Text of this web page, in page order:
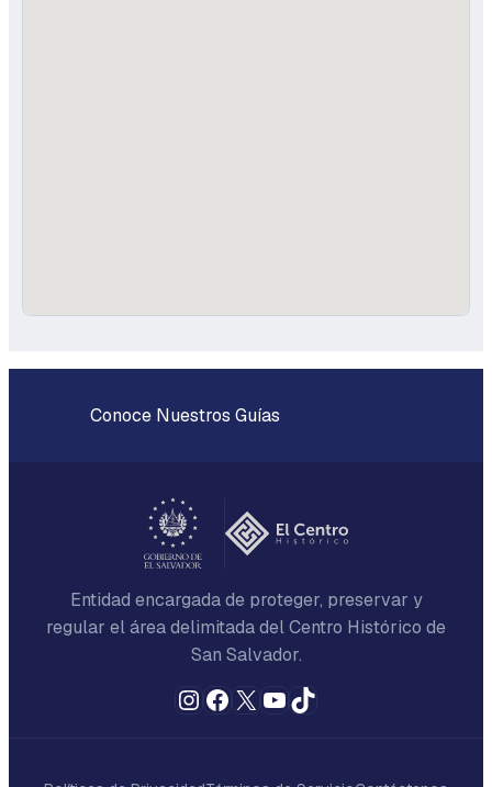
Conoce Nuestros Guías
Entidad encargada de proteger, preservar y
regular el área delimitada del Centro Histórico de
San Salvador.
Instagram
Facebook
X YouTube
TikTok